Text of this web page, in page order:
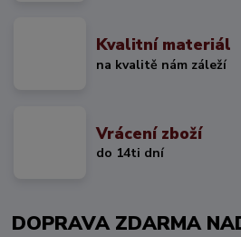
Kvalitní materiál
na kvalitě nám záleží
Vrácení zboží
do 14ti dní
DOPRAVA ZDARMA